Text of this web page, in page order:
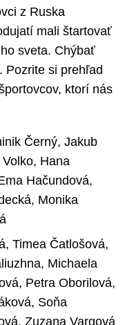
z Ruska
mali štartovať
sveta. Chýbať
Pozrite si prehľad
ktorí nás
Černý, Jakub
Hana
Hačundová,
Monika
Timea Čatlošová,
Michaela
Petra Oborilová,
Soňa
Zuzana Vargová